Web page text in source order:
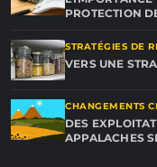
PROTECTION
STRATÉGIES DE
VERS UNE
CHANGEMENTS
DES
APPALACHES